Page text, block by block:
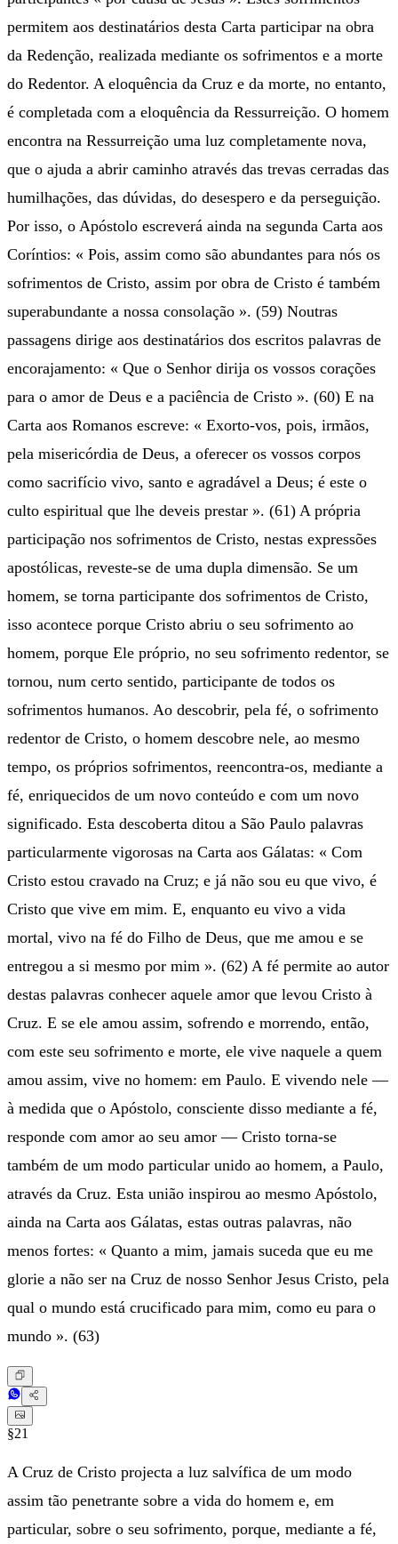
permitem aos destinatários desta Carta participar na obra
da Redenção, realizada mediante os sofrimentos e a morte
do Redentor. A eloquência da Cruz e da morte, no entanto,
é completada com a eloquência da Ressurreição. O homem
encontra na Ressurreição uma luz completamente nova,
que o ajuda a abrir caminho através das trevas cerradas das
humilhações, das dúvidas, do desespero e da perseguição.
Por isso, o Apóstolo escreverá ainda na segunda Carta aos
Coríntios: « Pois, assim como são abundantes para nós os
sofrimentos de Cristo, assim por obra de Cristo é também
superabundante a nossa consolação ». (59) Noutras
passagens dirige aos destinatários dos escritos palavras de
encorajamento: « Que o Senhor dirija os vossos corações
para o amor de Deus e a paciência de Cristo ». (60) E na
Carta aos Romanos escreve: « Exorto-vos, pois, irmãos,
pela misericórdia de Deus, a oferecer os vossos corpos
como sacrifício vivo, santo e agradável a Deus; é este o
culto espiritual que lhe deveis prestar ». (61) A própria
participação nos sofrimentos de Cristo, nestas expressões
apostólicas, reveste-se de uma dupla dimensão. Se um
homem, se torna participante dos sofrimentos de Cristo,
isso acontece porque Cristo abriu o seu sofrimento ao
homem, porque Ele próprio, no seu sofrimento redentor, se
tornou, num certo sentido, participante de todos os
sofrimentos humanos. Ao descobrir, pela fé, o sofrimento
redentor de Cristo, o homem descobre nele, ao mesmo
tempo, os próprios sofrimentos, reencontra-os, mediante a
fé, enriquecidos de um novo conteúdo e com um novo
significado. Esta descoberta ditou a São Paulo palavras
particularmente vigorosas na Carta aos Gálatas: « Com
Cristo estou cravado na Cruz; e já não sou eu que vivo, é
Cristo que vive em mim. E, enquanto eu vivo a vida
mortal, vivo na fé do Filho de Deus, que me amou e se
entregou a si mesmo por mim ». (62) A fé permite ao autor
destas palavras conhecer aquele amor que levou Cristo à
Cruz. E se ele amou assim, sofrendo e morrendo, então,
com este seu sofrimento e morte, ele vive naquele a quem
amou assim, vive no homem: em Paulo. E vivendo nele —
à medida que o Apóstolo, consciente disso mediante a fé,
responde com amor ao seu amor — Cristo torna-se
também de um modo particular unido ao homem, a Paulo,
através da Cruz. Esta união inspirou ao mesmo Apóstolo,
ainda na Carta aos Gálatas, estas outras palavras, não
menos fortes: « Quanto a mim, jamais suceda que eu me
glorie a não ser na Cruz de nosso Senhor Jesus Cristo, pela
qual o mundo está crucificado para mim, como eu para o
mundo ». (63)
§21
A Cruz de Cristo projecta a luz salvífica de um modo
assim tão penetrante sobre a vida do homem e, em
particular, sobre o seu sofrimento, porque, mediante a fé,